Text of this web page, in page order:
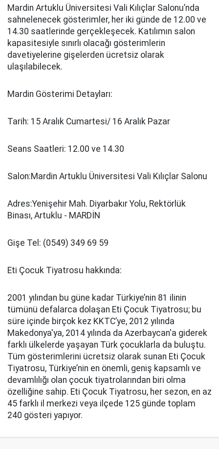
Mardin Artuklu Üniversitesi Vali Kılıçlar Salonu’nda
sahnelenecek gösterimler, her iki günde de 12.00 ve
14.30 saatlerinde gerçekleşecek. Katılımın salon
kapasitesiyle sınırlı olacağı gösterimlerin
davetiyelerine gişelerden ücretsiz olarak
ulaşılabilecek.
Mardin Gösterimi Detayları:
Tarih: 15 Aralık Cumartesi/ 16 Aralık Pazar
Seans Saatleri: 12.00 ve 14.30
Salon:Mardin Artuklu Üniversitesi Vali Kılıçlar Salonu
Adres:Yenişehir Mah. Diyarbakır Yolu, Rektörlük
Binası, Artuklu - MARDİN
Gişe Tel: (0549) 349 69 59
Eti Çocuk Tiyatrosu hakkında:
2001 yılından bu güne kadar Türkiye’nin 81 ilinin
tümünü defalarca dolaşan Eti Çocuk Tiyatrosu; bu
süre içinde birçok kez KKTC’ye, 2012 yılında
Makedonya'ya, 2014 yılında da Azerbaycan'a giderek
farklı ülkelerde yaşayan Türk çocuklarla da buluştu.
Tüm gösterimlerini ücretsiz olarak sunan Eti Çocuk
Tiyatrosu, Türkiye’nin en önemli, geniş kapsamlı ve
devamlılığı olan çocuk tiyatrolarından biri olma
özelliğine sahip. Eti Çocuk Tiyatrosu, her sezon, en az
45 farklı il merkezi veya ilçede 125 günde toplam
240 gösteri yapıyor.